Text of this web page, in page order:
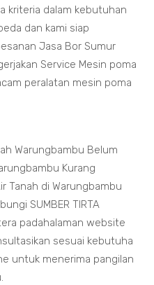
kriteria dalam kebutuhan
dan kami siap
Jasa Bor Sumur
Service Mesin poma
peralatan mesin poma
Warungbambu Belum
Kurang
Tanah di Warungbambu
SUMBER TIRTA
padahalaman website
sesuai kebutuha
untuk menerima pangilan